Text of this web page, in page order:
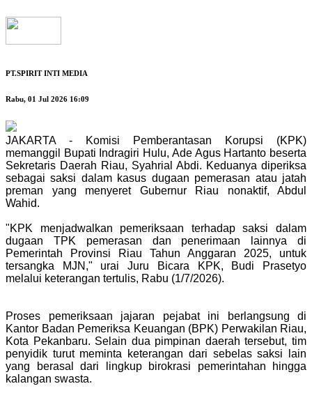
PT.SPIRIT INTI MEDIA
Rabu, 01 Jul 2026 16:09
JAKARTA - Komisi Pemberantasan Korupsi (KPK)
memanggil Bupati Indragiri Hulu, Ade Agus Hartanto beserta
Sekretaris Daerah Riau, Syahrial Abdi. Keduanya diperiksa
sebagai saksi dalam kasus dugaan pemerasan atau jatah
preman yang menyeret Gubernur Riau nonaktif, Abdul
Wahid.
"KPK menjadwalkan pemeriksaan terhadap saksi dalam
dugaan TPK pemerasan dan penerimaan lainnya di
Pemerintah Provinsi Riau Tahun Anggaran 2025, untuk
tersangka MJN," urai Juru Bicara KPK, Budi Prasetyo
melalui keterangan tertulis, Rabu (1/7/2026).
Proses pemeriksaan jajaran pejabat ini berlangsung di
Kantor Badan Pemeriksa Keuangan (BPK) Perwakilan Riau,
Kota Pekanbaru. Selain dua pimpinan daerah tersebut, tim
penyidik turut meminta keterangan dari sebelas saksi lain
yang berasal dari lingkup birokrasi pemerintahan hingga
kalangan swasta.